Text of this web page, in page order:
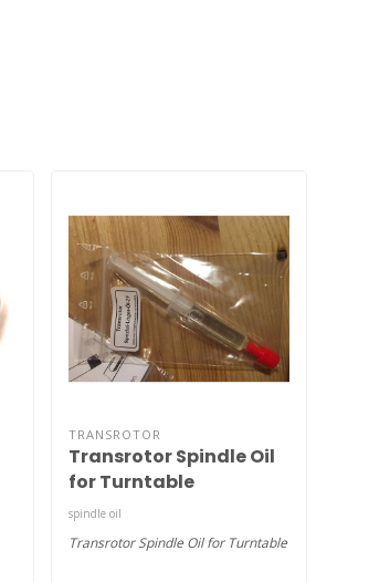
TRANSROTOR
Transrotor Spindle Oil
for Turntable
spindle oil
Transrotor Spindle Oil for Turntable